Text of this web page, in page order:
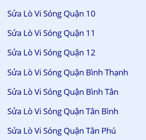
Sửa Lò Vi Sóng Quận 10
Sửa Lò Vi Sóng Quận 11
Sửa Lò Vi Sóng Quận 12
Sửa Lò Vi Sóng Quận Bình Thạnh
Sửa Lò Vi Sóng Quận Bình Tân
Sửa Lò Vi Sóng Quận Tân Bình
Sửa Lò Vi Sóng Quận Tân Phú